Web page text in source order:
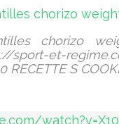
chorizo
sport-et-
S